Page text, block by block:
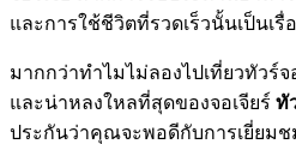
และการใช้ชีวิตที่รวดเร็วนั้นเป็นเ
มากกว่าทำไมไม่ลองไปเที่ยวทัวร์จ
และน่าหลงใหลที่สุดของจอเจียร์ ทั
ประกันว่าคุณจะพอดีกับการเยี่ยม